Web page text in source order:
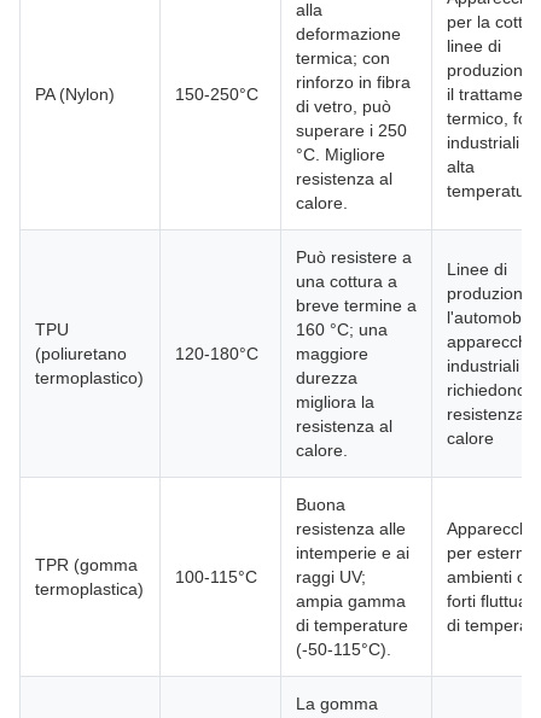
PA (Nylon) 150-250°C
alla
deformazione
termica; con
rinforzo in fibra
di vetro, può
superare i 250
°C. Migliore
resistenza al
calore.
per la
linee di
produzione
il
termico,
industriali
alta
temperatura
TPU
(poliuretano
termoplastico)
120-180°C
Può resistere a
una cottura a
breve termine a
160 °C; una
maggiore
durezza
migliora la
resistenza al
calore.
Linee di
produzione
industriali
richiedono
resistenza
calore
TPR (gomma
termoplastica)
100-115°C
Buona
resistenza alle
intemperie e ai
raggi UV;
ampia gamma
di temperature
(-50-115°C).
per esterni,
ambienti
forti
di
La gomma